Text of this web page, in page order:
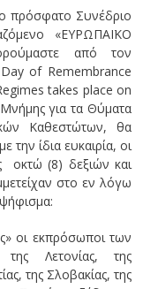
πρόσφατο Συνέδριο
«ΕΥΡΩΠΑΪΚΟ
από τον
of Remembrance
takes place on
για τα Θύματα
Καθεστώτων, θα
την ίδια ευκαιρία, οι
οκτώ (8) δεξιών και
στο εν λόγω
οι εκπρόσωποι των
της Λετονίας, της
της Σλοβακίας, της